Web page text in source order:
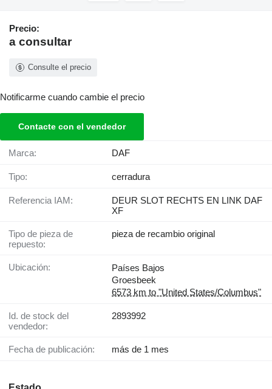
Precio:
a consultar
Consulte el precio
Notificarme cuando cambie el precio
Contacte con el vendedor
Marca: DAF
Tipo: cerradura
Referencia IAM:
DEUR SLOT RECHTS EN LINK DAF
XF
Tipo de pieza de
repuesto:
pieza de recambio original
Ubicación:
Países Bajos
Groesbeek
6573 km to "United States/Columbus"
Id. de stock del
vendedor:
2893992
Fecha de publicación: más de 1 mes